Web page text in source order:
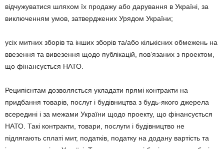
відчужуватися шляхом їх продажу або дарування в Україні, за
виключенням умов, затверджених Урядом України;
усіх митних зборів та інших зборів та/або кількісних обмежень на
ввезення та вивезення щодо публікацій, пов’язаних з проектом,
що фінансується НАТО.
Реципієнтам дозволяється укладати прямі контракти на
придбання товарів, послуг і будівництва з будь-якого джерела
всередині і за межами України щодо проекту, що фінансується
НАТО. Такі контракти, товари, послуги і будівництво не
підлягають сплаті мит, податків, податку на додану вартість та